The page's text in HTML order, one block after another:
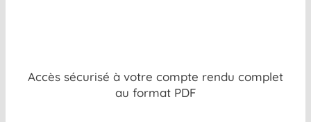
Accès sécurisé à votre compte rendu complet
au format PDF